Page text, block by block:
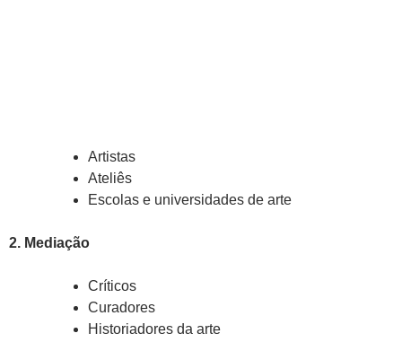
Artistas
Ateliês
Escolas e universidades de arte
2. Mediação
Críticos
Curadores
Historiadores da arte